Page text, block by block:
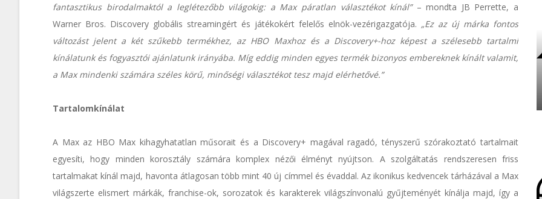
fantasztikus birodalmaktól a leglétezőbb világokig: a Max páratlan választékot kínál”– mondta JB Perrette, a
Warner Bros. Discovery globális streamingért és játékokért felelős elnök-vezérigazgatója. „Ez az új márka fontos
változást jelent a két szűkebb termékhez, az HBO Maxhoz és a Discovery+-hoz képest a szélesebb tartalmi
kínálatunk és fogyasztói ajánlatunk irányába. Míg eddig minden egyes termék bizonyos embereknek kínált valamit,
a Max mindenki számára széles körű, minőségi választékot tesz majd elérhetővé.”
Tartalomkínálat
A Max az HBO Max kihagyhatatlan műsorait és a Discovery+ magával ragadó, tényszerű szórakoztató tartalmait
egyesíti, hogy minden korosztály számára komplex nézői élményt nyújtson. A szolgáltatás rendszeresen friss
tartalmakat kínál majd, havonta átlagosan több mint 40 új címmel és évaddal. Az ikonikus kedvencek tárházával a Max
világszerte elismert márkák, franchise-ok, sorozatok és karakterek világszínvonalú gyűjteményét kínálja majd, így a